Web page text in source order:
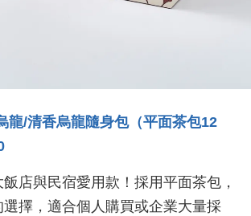
龍/清香烏龍隨身包（平面茶包12
店與民宿愛用款！採用平面茶包，
擇，適合個人購買或企業大量採